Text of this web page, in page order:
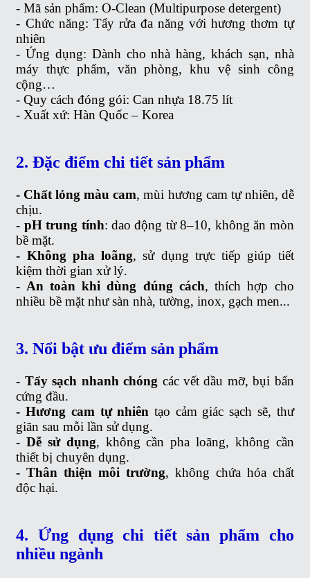
- Mã sản phẩm: O-Clean (Multipurpose detergent)
- Chức năng: Tẩy rửa đa năng với hương thơm tự
nhiên
- Ứng dụng: Dành cho nhà hàng, khách sạn, nhà
máy thực phẩm, văn phòng, khu vệ sinh công
cộng…
- Quy cách đóng gói: Can nhựa 18.75 lít
- Xuất xứ: Hàn Quốc – Korea
2. Đặc điểm chi tiết sản phẩm
- Chất lỏng màu cam, mùi hương cam tự nhiên, dễ
chịu.
- pH trung tính: dao động từ 8–10, không ăn mòn
bề mặt.
- Không pha loãng, sử dụng trực tiếp giúp tiết
kiệm thời gian xử lý.
- An toàn khi dùng đúng cách, thích hợp cho
nhiều bề mặt như sàn nhà, tường, inox, gạch men...
3. Nổi bật ưu điểm sản phẩm
- Tẩy sạch nhanh chóng các vết dầu mỡ, bụi bẩn
cứng đầu.
- Hương cam tự nhiên tạo cảm giác sạch sẽ, thư
giãn sau mỗi lần sử dụng.
- Dễ sử dụng, không cần pha loãng, không cần
thiết bị chuyên dụng.
- Thân thiện môi trường, không chứa hóa chất
độc hại.
4. Ứng dụng chi tiết sản phẩm cho
nhiều ngành